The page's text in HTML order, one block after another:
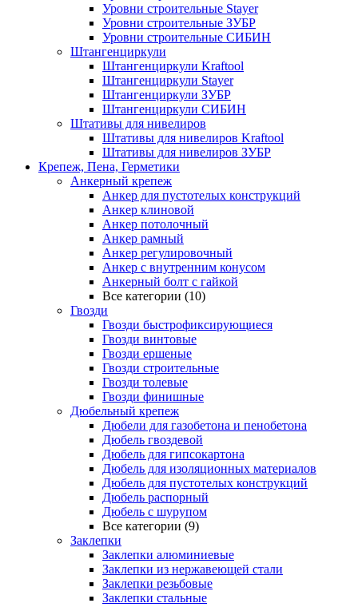
Уровни строительные Stayer
Уровни строительные ЗУБР
Уровни строительные СИБИН
Штангенциркули
Штангенциркули Kraftool
Штангенциркули Stayer
Штангенциркули ЗУБР
Штангенциркули СИБИН
Штативы для нивелиров
Штативы для нивелиров Kraftool
Штативы для нивелиров ЗУБР
Крепеж, Пена, Герметики
Анкерный крепеж
Анкер для пустотелых конструкций
Анкер клиновой
Анкер потолочный
Анкер рамный
Анкер регулировочный
Анкер с внутренним конусом
Анкерный болт с гайкой
Все категории (10)
Гвозди
Гвозди быстрофиксирующиеся
Гвозди винтовые
Гвозди ершеные
Гвозди строительные
Гвозди толевые
Гвозди финишные
Дюбельный крепеж
Дюбели для газобетона и пенобетона
Дюбель гвоздевой
Дюбель для гипсокартона
Дюбель для изоляционных материалов
Дюбель для пустотелых конструкций
Дюбель распорный
Дюбель с шурупом
Все категории (9)
Заклепки
Заклепки алюминиевые
Заклепки из нержавеющей стали
Заклепки резьбовые
Заклепки стальные